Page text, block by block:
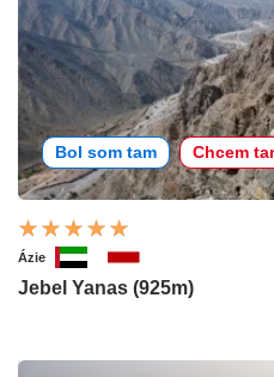
Bol som tam Chcem
Ázie
Jebel Yanas (925m)